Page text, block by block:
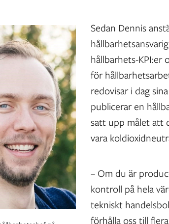
Sedan Dennis
hållbarhets-KPI:er
för
redovisar i dag
publicerar en
satt upp målet att
vara
– Om du är
kontroll på hela
tekniskt
förhålla oss till